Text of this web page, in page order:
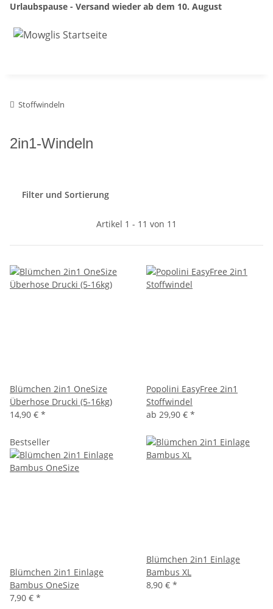
Urlaubspause - Versand wieder ab dem 10. August
Stoffwindeln
2in1-Windeln
Filter und Sortierung
Artikel 1 - 11 von 11
Blümchen 2in1 OneSize
Überhose Drucki (5-16kg)
14,90 € *
Popolini EasyFree 2in1
Stoffwindel
ab 29,90 € *
Bestseller
Blümchen 2in1 Einlage
Bambus OneSize
7,90 € *
Blümchen 2in1 Einlage
Bambus XL
8,90 € *